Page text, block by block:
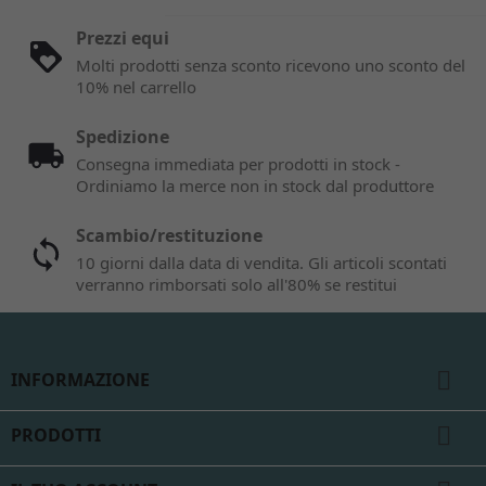
Prezzi equi
Molti prodotti senza sconto ricevono uno sconto del
10% nel carrello
Spedizione
Consegna immediata per prodotti in stock -
Ordiniamo la merce non in stock dal produttore
Scambio/restituzione
10 giorni dalla data di vendita. Gli articoli scontati
verranno rimborsati solo all'80% se restitui
INFORMAZIONE
PRODOTTI